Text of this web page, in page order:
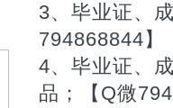
3、毕业证、
794868844】
4、毕业证、
品；【Q微